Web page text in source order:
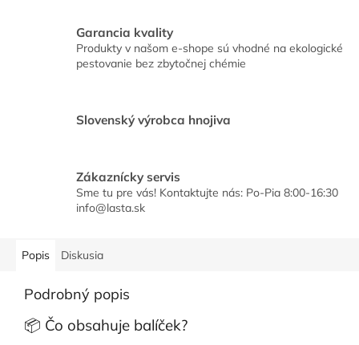
Garancia kvality
Produkty v našom e-shope sú vhodné na ekologické
pestovanie bez zbytočnej chémie
Slovenský výrobca hnojiva
Zákaznícky servis
Sme tu pre vás! Kontaktujte nás: Po-Pia 8:00-16:30
info@lasta.sk
Popis Diskusia
Podrobný popis
📦 Čo obsahuje balíček?